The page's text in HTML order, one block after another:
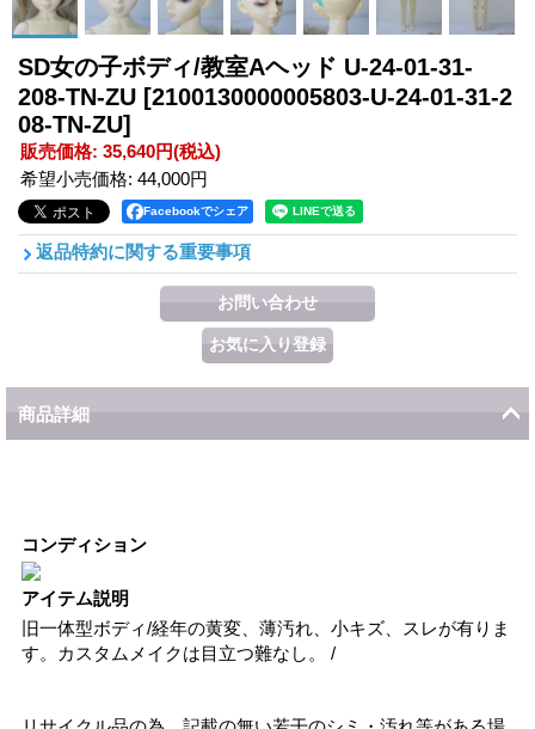
SD女の子ボディ/教室Aヘッド U-24-01-31-
208-TN-ZU [2100130000005803-U-24-01-31-2
08-TN-ZU]
販売価格: 35,640円(税込)
希望小売価格: 44,000円
Facebookでシェア
返品特約に関する重要事項
商品詳細
コンディション
アイテム説明
旧一体型ボディ/経年の黄変、薄汚れ、小キズ、スレが有りま
す。カスタムメイクは目立つ難なし。 /